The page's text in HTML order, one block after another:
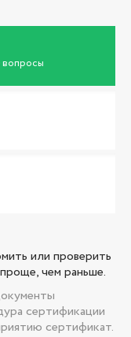
вопросы
или проверить
чем раньше.
сертификации
сертификат.